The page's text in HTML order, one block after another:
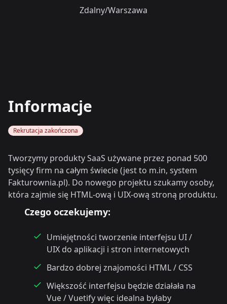
Zdalny/Warszawa
Informacje
Rekrutacja zakończona
Tworzymy produkty SaaS używane przez ponad 500
tysięcy firm na całym świecie (jest to m.in, system
Fakturownia.pl). Do nowego projektu szukamy osoby,
która zajmie się HTML-ową i UIX-ową stroną produktu.
Czego oczekujemy:
Umiejętności tworzenie interfejsu UI /
UIX do aplikacji i stron internetowych
Bardzo dobrej znajomości HTML / CSS
Większość interfejsu będzie działała na
Vue / Vuetify więc idealna byłaby